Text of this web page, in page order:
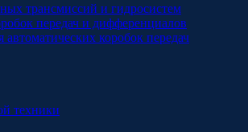
трансмиссий и гидросистем
передач и дифференциалов
коробок передач
техники